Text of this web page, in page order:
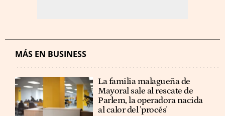
MÁS EN BUSINESS
La familia malagueña de
Mayoral sale al rescate de
Parlem, la operadora nacida
al calor del 'procés'